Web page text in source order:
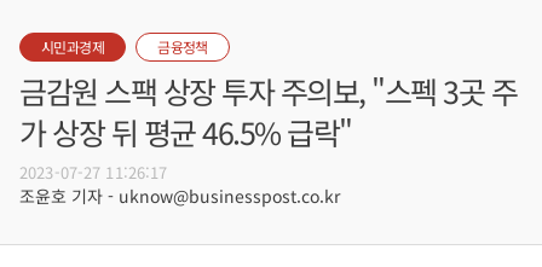
시민과경제 금융정책
금감원 스팩 상장 투자 주의보, "스펙 3곳 주
가 상장 뒤 평균 46.5% 급락"
2023-07-27 11:26:17
조윤호 기자 - uknow@businesspost.co.kr